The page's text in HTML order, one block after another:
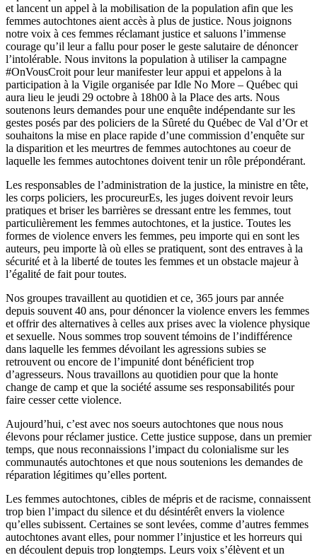
et lancent un appel à la mobilisation de la population afin que les
femmes autochtones aient accès à plus de justice. Nous joignons
notre voix à ces femmes réclamant justice et saluons l’immense
courage qu’il leur a fallu pour poser le geste salutaire de dénoncer
l’intolérable. Nous invitons la population à utiliser la campagne
#OnVousCroit pour leur manifester leur appui et appelons à la
participation à la Vigile organisée par Idle No More – Québec qui
aura lieu le jeudi 29 octobre à 18h00 à la Place des arts. Nous
soutenons leurs demandes pour une enquête indépendante sur les
gestes posés par des policiers de la Sûreté du Québec de Val d’Or et
souhaitons la mise en place rapide d’une commission d’enquête sur
la disparition et les meurtres de femmes autochtones au coeur de
laquelle les femmes autochtones doivent tenir un rôle prépondérant.
Les responsables de l’administration de la justice, la ministre en tête,
les corps policiers, les procureurEs, les juges doivent revoir leurs
pratiques et briser les barrières se dressant entre les femmes, tout
particulièrement les femmes autochtones, et la justice. Toutes les
formes de violence envers les femmes, peu importe qui en sont les
auteurs, peu importe là où elles se pratiquent, sont des entraves à la
sécurité et à la liberté de toutes les femmes et un obstacle majeur à
l’égalité de fait pour toutes.
Nos groupes travaillent au quotidien et ce, 365 jours par année
depuis souvent 40 ans, pour dénoncer la violence envers les femmes
et offrir des alternatives à celles aux prises avec la violence physique
et sexuelle. Nous sommes trop souvent témoins de l’indifférence
dans laquelle les femmes dévoilant les agressions subies se
retrouvent ou encore de l’impunité dont bénéficient trop
d’agresseurs. Nous travaillons au quotidien pour que la honte
change de camp et que la société assume ses responsabilités pour
faire cesser cette violence.
Aujourd’hui, c’est avec nos soeurs autochtones que nous nous
élevons pour réclamer justice. Cette justice suppose, dans un premier
temps, que nous reconnaissions l’impact du colonialisme sur les
communautés autochtones et que nous soutenions les demandes de
réparation légitimes qu’elles portent.
Les femmes autochtones, cibles de mépris et de racisme, connaissent
trop bien l’impact du silence et du désintérêt envers la violence
qu’elles subissent. Certaines se sont levées, comme d’autres femmes
autochtones avant elles, pour nommer l’injustice et les horreurs qui
en découlent depuis trop longtemps. Leurs voix s’élèvent et un